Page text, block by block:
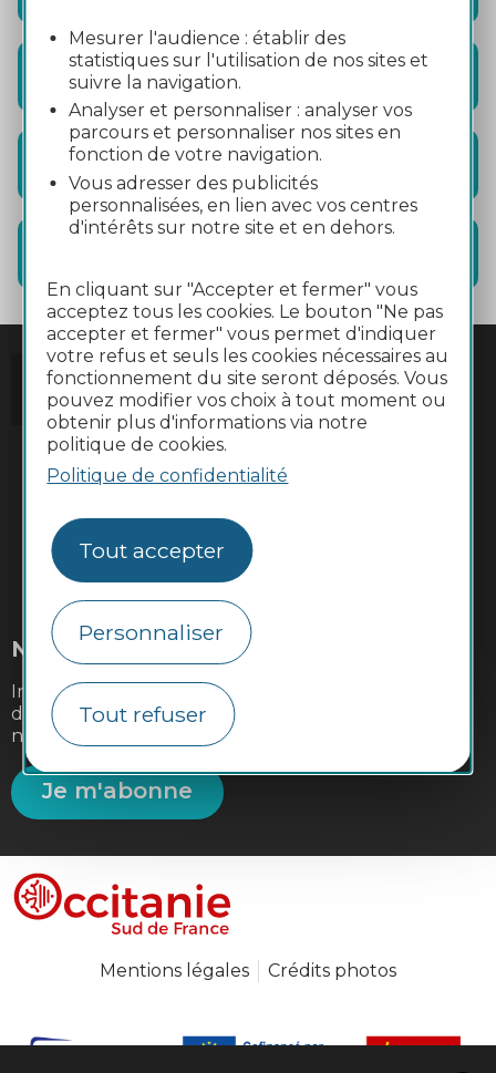
Mesurer l'audience : établir des
statistiques sur l'utilisation de nos sites et
suivre la navigation.
Analyser et personnaliser : analyser vos
parcours et personnaliser nos sites en
fonction de votre navigation.
Vous adresser des publicités
personnalisées, en lien avec vos centres
d'intérêts sur notre site et en dehors.
En cliquant sur "Accepter et fermer" vous
acceptez tous les cookies. Le bouton "Ne pas
accepter et fermer" vous permet d'indiquer
votre refus et seuls les cookies nécessaires au
fonctionnement du site seront déposés. Vous
pouvez modifier vos choix à tout moment ou
obtenir plus d'informations via notre
politique de cookies.
Politique de confidentialité
Tout accepter
Personnaliser
Tout refuser
Hébergements
Restauration
#VoyageOccitanie
Newsletter
Inscrivez-vous à la lettre d'information de la
destination Occitanie Sud de France pour recevoir
nos suggestions de séjours, de visites et de sorties.
Je m'abonne
Mentions légales Crédits photos